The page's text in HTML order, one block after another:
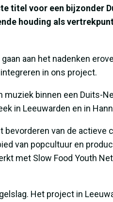
titel voor een bijzonder
houding als
aan het nadenken
in ons project.
binnen een Duits-
in Leeuwarden en in
bevorderen van de actieve
van popcultuur en
met Slow Food Youth
. Het project in